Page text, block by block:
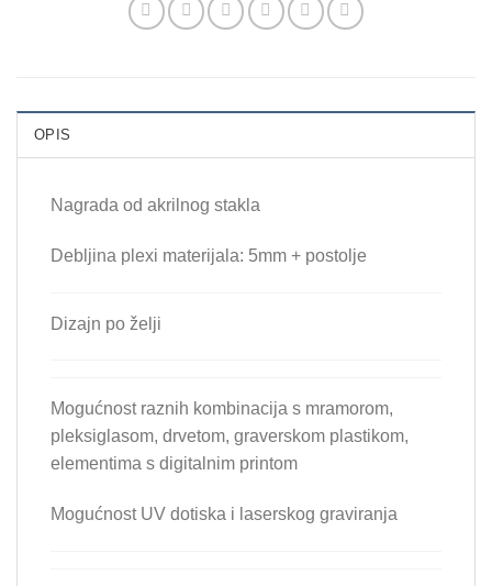
OPIS
Nagrada od akrilnog stakla
Debljina plexi materijala: 5mm + postolje
Dizajn po želji
Mogućnost raznih kombinacija s mramorom,
pleksiglasom, drvetom, graverskom plastikom,
elementima s digitalnim printom
Mogućnost UV dotiska i laserskog graviranja